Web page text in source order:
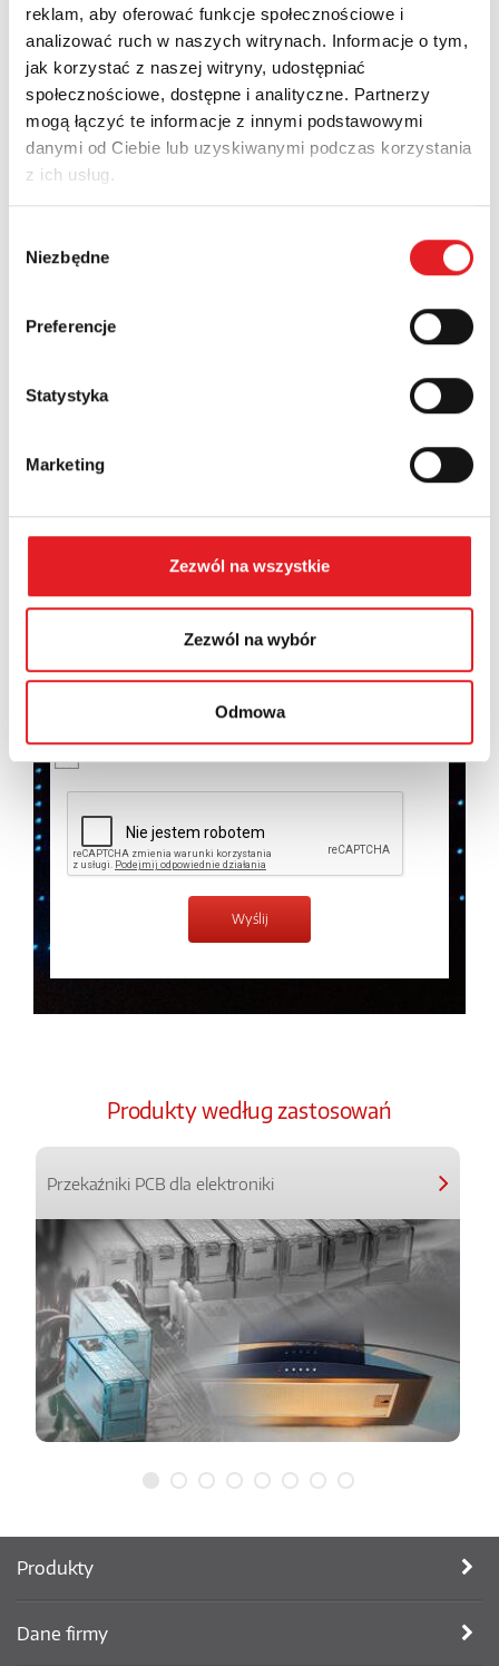
reklam, aby oferować funkcje społecznościowe i
analizować ruch w naszych witrynach. Informacje o tym,
jak korzystać z naszej witryny, udostępniać
społecznościowe, dostępne i analityczne. Partnerzy
mogą łączyć te informacje z innymi podstawowymi
danymi od Ciebie lub uzyskiwanymi podczas korzystania
z ich usług.
zgody
Niezbędne
Preferencje
Statystyka
Marketing
Zezwól na wszystkie
Zezwól na wybór
Odmowa
Imię i nazwisko: *
Adres e-mail: *
Nazwa firmy:
Województwo:
Treść: *
Wyrażam zgodę na przetwarzanie moich danych
temat przetwarzania danych osobowych wPolityce
Produkty według zastosowań
Przekaźniki PCB dla elektroniki
Produkty
Dane firmy